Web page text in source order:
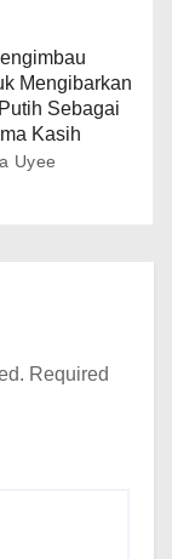
Mengibarkan
Sebagai
Kasih
Uyee
Required